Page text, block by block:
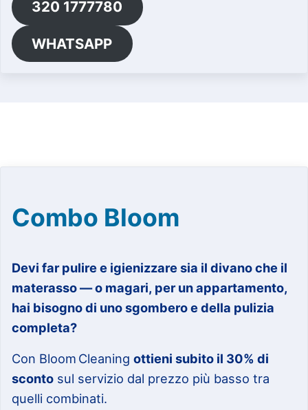
320 1777780
WHATSAPP
Combo Bloom
Devi far pulire e igienizzare sia il divano che il
materasso — o magari, per un appartamento,
hai bisogno di uno sgombero e della pulizia
completa?
Con Bloom Cleaningottieni subito il 30% di
sconto sul servizio dal prezzo più basso tra
quelli combinati.